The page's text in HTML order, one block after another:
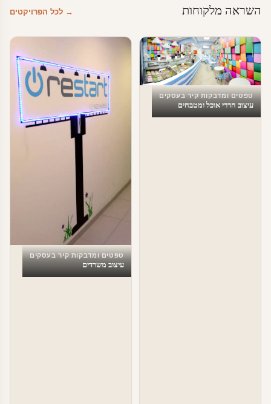
השראה מלקוחות → לכל הפרויקטים
טפטים ומדבקות קיר בעסקים
עיצוב חדרי אוכל ומטבחים
טפטים ומדבקות קיר בעסקים
עיצוב משרדים